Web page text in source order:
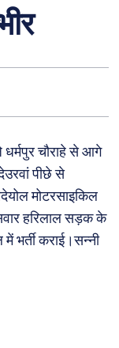
धर्मपुर चौराहे से आगे
पीछे से
मोटरसाइकिल
हरिलाल सड़क के
भर्ती कराई।सन्नी